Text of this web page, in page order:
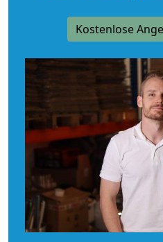
Kostenlose